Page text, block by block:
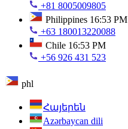
+81 8005009805
Philippines 16:53 PM
+63 180013220088
Chile 16:53 PM
+56 926 431 523
phl
Հայերեն
Azərbaycan dili